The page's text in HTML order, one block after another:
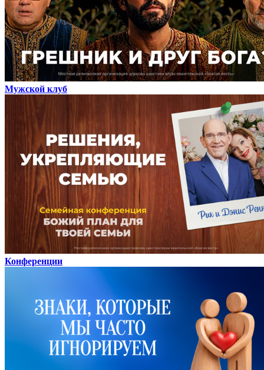
Мужской клуб
Конференции